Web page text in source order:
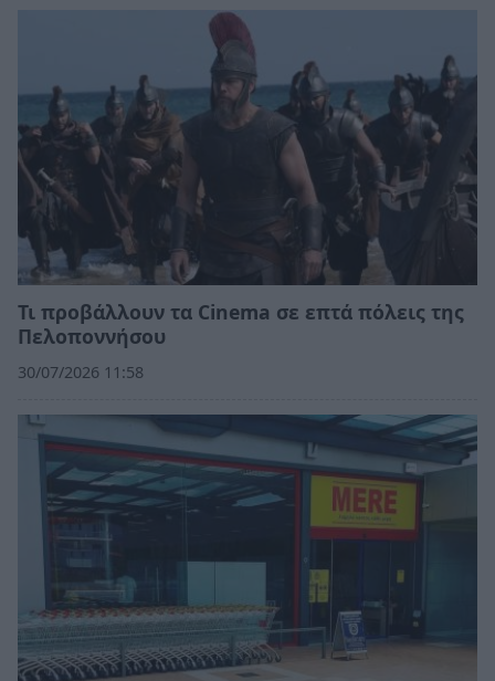
Τι προβάλλουν τα Cinema σε επτά πόλεις της
Πελοποννήσου
30/07/2026 11:58